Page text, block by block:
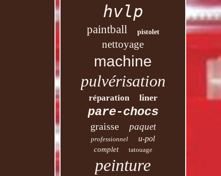
hvlp
paintball pistolet
nettoyage
machine
pulvérisation
réparation liner
pare-chocs
graisse paquet
professionnel u-pol
complet tatouage
peinture